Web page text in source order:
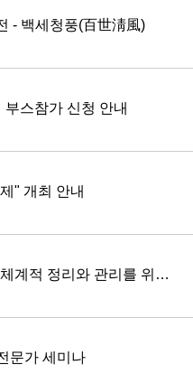
- 백세청풍(百世淸風)
스참가 신청 안내
" 개최 안내
[행사소식] "강원권 기록유산의 체계적 정리와 관리를 위한 정책 세미나" 안내
문가 세미나